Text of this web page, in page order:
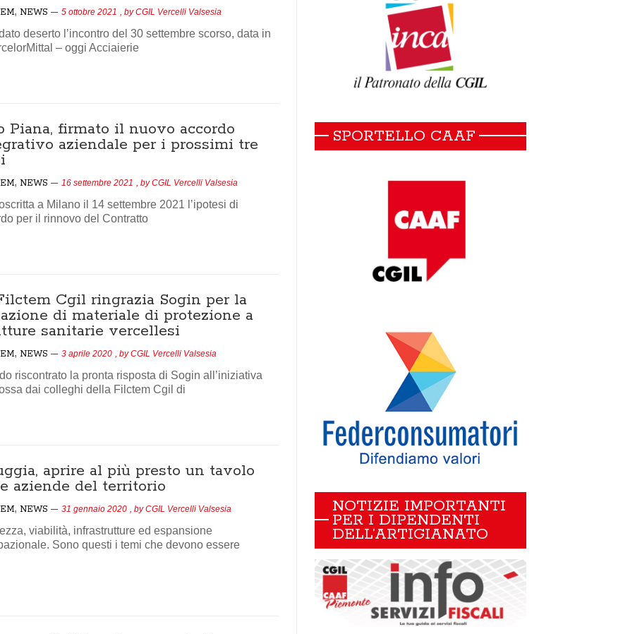
, NEWS 5 ottobre 2021 , byCGIL Vercelli Valsesia
deserto l’incontro del 30 settembre scorso, data in
– oggi Acciaierie
Piana, firmato il nuovo accordo
aziendale per i prossimi tre
, NEWS 16 settembre 2021 , byCGIL Vercelli Valsesia
a Milano il 14 settembre 2021 l’ipotesi di
per il rinnovo del Contratto
Cgil ringrazia Sogin per la
di materiale di protezione a
sanitarie vercellesi
, NEWS 3 aprile 2020 , byCGIL Vercelli Valsesia
riscontrato la pronta risposta di Sogin all’iniziativa
dai colleghi della Filctem Cgil di
aprire al più presto un tavolo
aziende del territorio
, NEWS 31 gennaio 2020 , byCGIL Vercelli Valsesia
viabilità, infrastrutture ed espansione
Sono questi i temi che devono essere
SPORTELLO CAAF
NOTIZIE IMPORTANTI
PER I DIPENDENTI
DELL’ARTIGIANATO